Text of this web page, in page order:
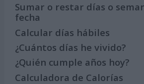
Sumar o restar días o
fecha
Calcular días hábiles
¿Cuántos días he vivido?
¿Quién cumple años hoy?
Calculadora de Calorías